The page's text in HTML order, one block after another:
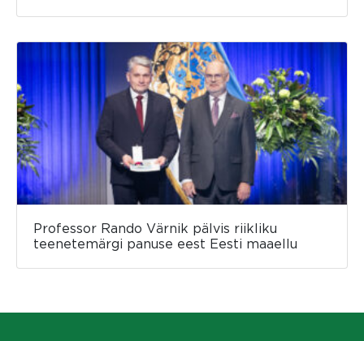
Professor Rando Värnik pälvis riikliku
teenetemärgi panuse eest Eesti maaellu